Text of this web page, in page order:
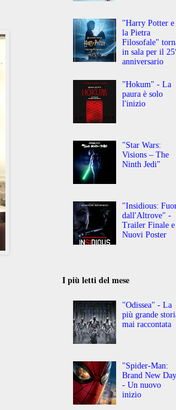
"Harry Potter e
la Pietra
Filosofale"
in sala per il
anniversario
"Hokum" - La
paura è solo
l'inizio
"Star Wars:
Visions – The
Ninth Jedi"
"Insidious:
dall'Altrove" -
Trailer Finale e
Nuovi Poster
I più letti del mese
"Odissea" - La
più grande
mai raccontata
"Spider-Man:
Brand New
- Un nuovo
inizio